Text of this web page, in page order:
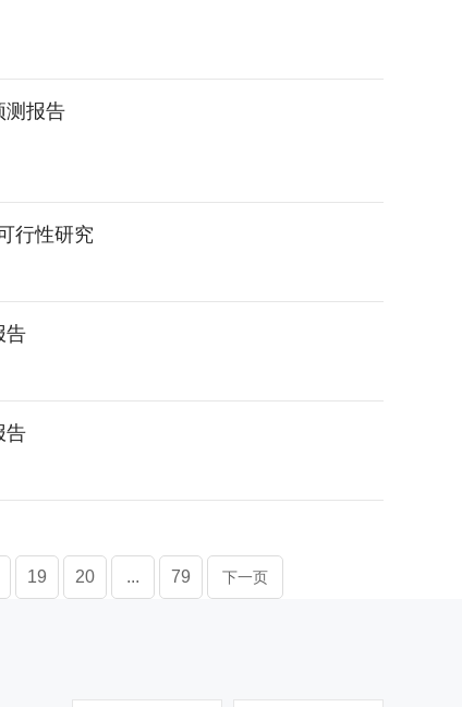
测报告
行性研究
告
告
19 20 ... 79 下一页